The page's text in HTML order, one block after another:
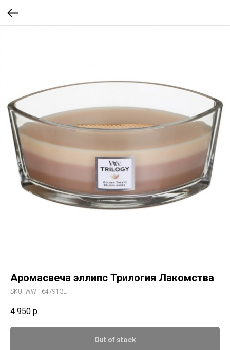
Аромасвеча эллипс Трилогия Лакомства
SKU: WW-1647913E
4 950 р.
Out of stock